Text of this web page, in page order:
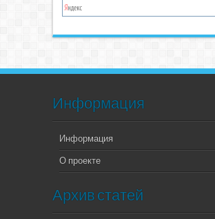
Информация
Информация
О проекте
Архив статей